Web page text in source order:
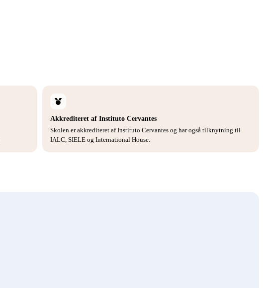
Akkrediteret af Instituto Cervantes
Skolen er akkrediteret af Instituto Cervantes og har også tilknytning til
IALC, SIELE og International House.